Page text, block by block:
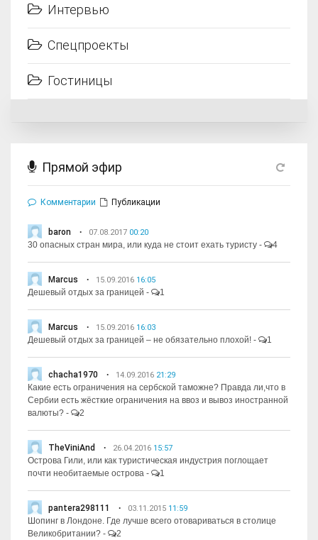
Интервью
Спецпроекты
Гостиницы
Прямой эфир
Комментарии Публикации
baron 07.08.2017 00:20
30 опасных стран мира, или куда не стоит ехать туристу - 4
Marcus 15.09.2016 16:05
Дешевый отдых за границей - 1
Marcus 15.09.2016 16:03
Дешевый отдых за границей – не обязательно плохой! - 1
chacha1970 14.09.2016 21:29
Какие есть ограничения на сербской таможне? Правда ли,что в
Сербии есть жёсткие ограничения на ввоз и вывоз иностранной
валюты? - 2
TheViniAnd 26.04.2016 15:57
Острова Гили, или как туристическая индустрия поглощает
почти необитаемые острова - 1
pantera298111 03.11.2015 11:59
Шопинг в Лондоне. Где лучше всего отовариваться в столице
Великобритании? - 2